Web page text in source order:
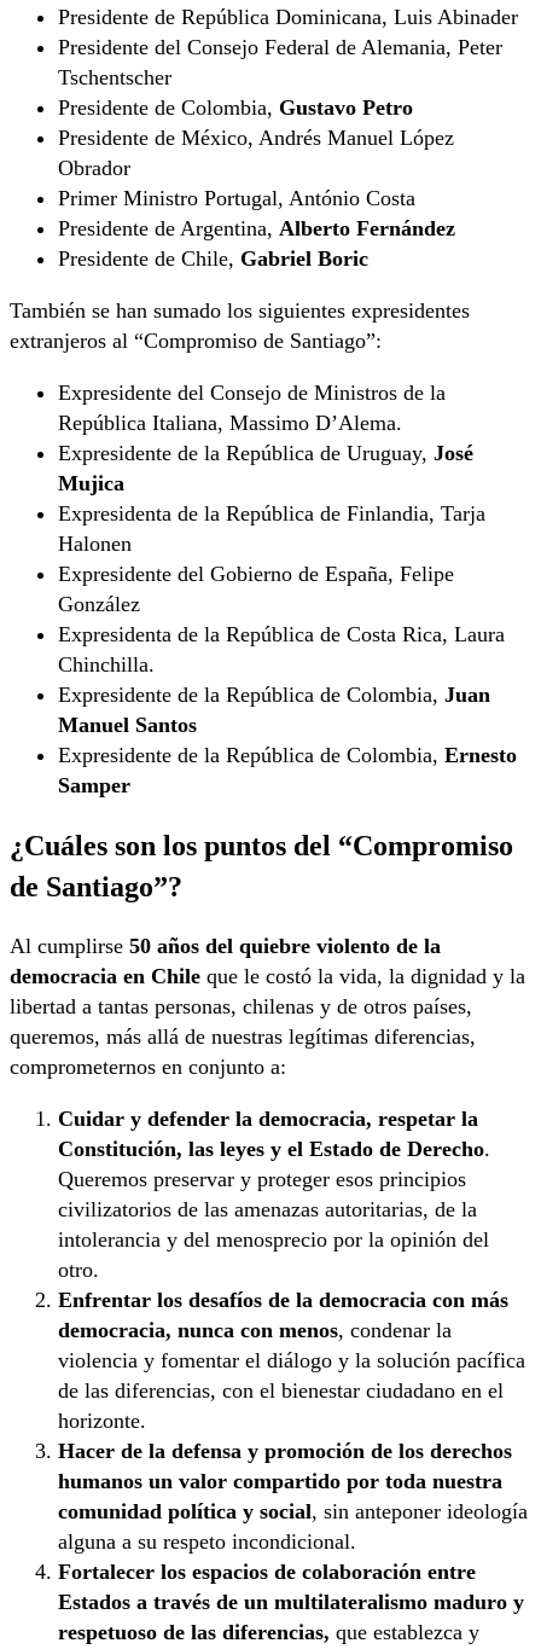
Presidente de República Dominicana, Luis Abinader
Presidente del Consejo Federal de Alemania, Peter
Tschentscher
Presidente de Colombia, Gustavo Petro
Presidente de México, Andrés Manuel López
Obrador
Primer Ministro Portugal, António Costa
Presidente de Argentina, Alberto Fernández
Presidente de Chile, Gabriel Boric
También se han sumado los siguientes expresidentes
extranjeros al “Compromiso de Santiago”:
Expresidente del Consejo de Ministros de la
República Italiana, Massimo D’Alema.
Expresidente de la República de Uruguay, José
Mujica
Expresidenta de la República de Finlandia, Tarja
Halonen
Expresidente del Gobierno de España, Felipe
González
Expresidenta de la República de Costa Rica, Laura
Chinchilla.
Expresidente de la República de Colombia, Juan
Manuel Santos
Expresidente de la República de Colombia, Ernesto
Samper
¿Cuáles son los puntos del “Compromiso
de Santiago”?
Al cumplirse 50 años del quiebre violento de la
democracia en Chile que le costó la vida, la dignidad y la
libertad a tantas personas, chilenas y de otros países,
queremos, más allá de nuestras legítimas diferencias,
comprometernos en conjunto a:
Cuidar y defender la democracia, respetar la
Constitución, las leyes y el Estado de Derecho.
Queremos preservar y proteger esos principios
civilizatorios de las amenazas autoritarias, de la
intolerancia y del menosprecio por la opinión del
otro.
Enfrentar los desafíos de la democracia con más
democracia, nunca con menos, condenar la
violencia y fomentar el diálogo y la solución pacífica
de las diferencias, con el bienestar ciudadano en el
horizonte.
Hacer de la defensa y promoción de los derechos
humanos un valor compartido por toda nuestra
comunidad política y social, sin anteponer ideología
alguna a su respeto incondicional.
Fortalecer los espacios de colaboración entre
Estados a través de un multilateralismo maduro y
respetuoso de las diferencias, que establezca y